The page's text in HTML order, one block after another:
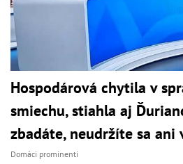
Hospodárová chytila v
smiechu, stiahla aj
zbadáte, neudržíte sa ani
Domáci prominenti